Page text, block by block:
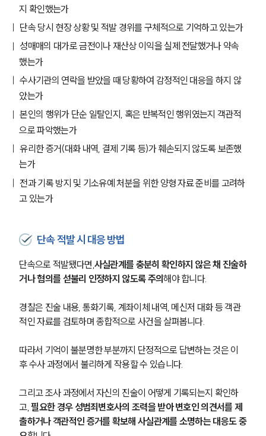
팀소개
팀소개
대륜의 강점
글로벌 파트너 로펌
고객의 소리
업무사례
주요 업무사례
사례분석/최신동향
법률지식인
고객후기
업무분야
성범죄대응부 업무
전체
지 확인했는가
단속 당시 현장 상황 및 적발 경위를 구체적으로 기억하고 있는가
성매매의 대가로 금전이나 재산상 이익을 실제 전달했거나 약속
했는가
수사기관의 연락을 받았을 때 당황하여 감정적인 대응을 하지 않
았는가
본인의 행위가 단순 일탈인지, 혹은 반복적인 행위였는지 객관적
으로 파악했는가
유리한 증거(대화 내역, 결제 기록 등)가 훼손되지 않도록 보존했
는가
전과 기록 방지 및 기소유예 처분을 위한 양형 자료 준비를 고려하
고 있는가
단속 적발 시 대응 방법
단속으로 적발됐다면,사실관계를 충분히 확인하지 않은 채 진술하
거나 혐의를 섣불리 인정하지 않도록 주의해야 합니다.
경찰은 진술 내용, 통화기록, 계좌이체 내역, 메신저 대화 등 객관
적인 자료를 검토하며 종합적으로 사건을 살펴봅니다.
따라서 기억이 불분명한 부분까지 단정적으로 답변하는 것은 이
후 수사 과정에서 불리하게 작용할 수 있습니다.
그리고 조사 과정에서 자신의 진술이 어떻게 기록되는지 확인하
고, 필요한 경우 성범죄변호사의 조력을 받아 변호인 의견서를 제
출하거나 객관적인 증거를 확보해 사실관계를 소명하는 대응도 중